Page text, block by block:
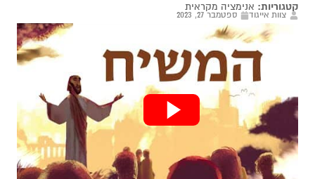
קטגוריות: אנימציה מקראית
צוות אייגוד ספטמבר 27, 2023